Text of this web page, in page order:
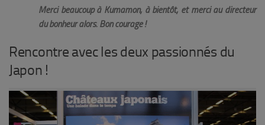
Merci beaucoup à Kumamon, à bientôt, et merci au directeur
du bonheur alors. Bon courage !
Rencontre avec les deux passionnés du
Japon !